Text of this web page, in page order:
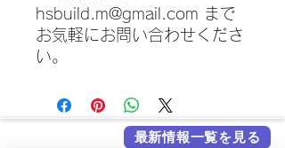
hsbuild.m@gmail.com まで
お気軽にお問い合わせくださ
い。
最新情報一覧を見る